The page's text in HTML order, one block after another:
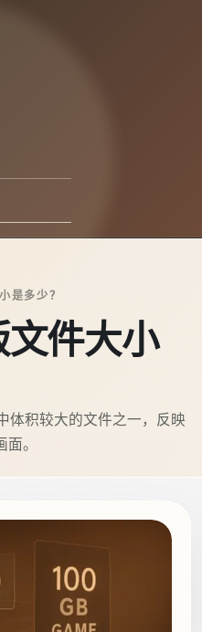
是多少？
文件大小
体积较大的文件之一，反映
。